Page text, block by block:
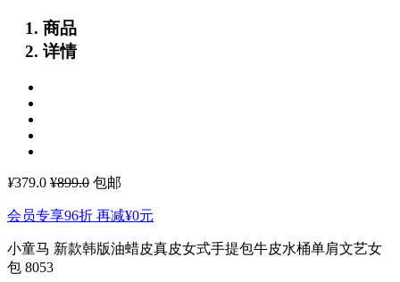
商品
详情
¥379.0 ¥899.0 包邮
会员专享96折 再减¥0元
小童马 新款韩版油蜡皮真皮女式手提包牛皮水桶单肩文艺女
包 8053